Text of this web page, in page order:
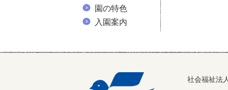
園の特色
入園案内
社会福祉法